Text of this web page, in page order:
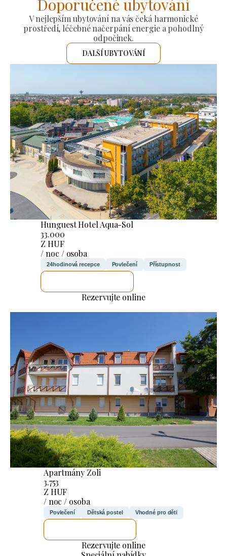
Doporučené ubytování
V nejlepším ubytování na vás čeká harmonické
prostředí, léčebné načerpání energie a pohodlný
odpočinek.
DALŠÍ UBYTOVÁNÍ
Hunguest Hotel Aqua-Sol
33.000
Z HUF
/ noc / osoba
24hodinová recepce Povlečení Přístupnost
Rezervujte online
Apartmány Zoli
3.753
Z HUF
/ noc / osoba
Povlečení Dětská postel Vhodné pro děti
Rezervujte online